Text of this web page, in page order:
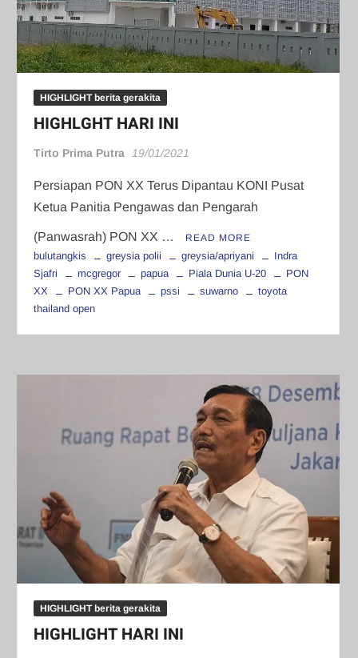
HIGHLIGHT berita gerakita
HIGHLGHT HARI INI
Tirto Prima Putra 19/01/2021
Persiapan PON XX Terus Dipantau KONI Pusat
Ketua Panitia Pengawas dan Pengarah
(Panwasrah) PON XX … READ MORE
bulutangkis greysia polii greysia/apriyani
Indra
Sjafri
mcgregor papua Piala Dunia U-20
PON
XX
PON XX Papua pssi suwarno
toyota
thailand open
HIGHLIGHT berita gerakita
HIGHLIGHT HARI INI